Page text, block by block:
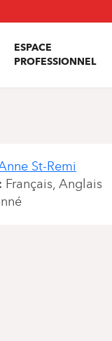
ESPACE
PROFESSIONNEL
St-Remi
Français Anglais